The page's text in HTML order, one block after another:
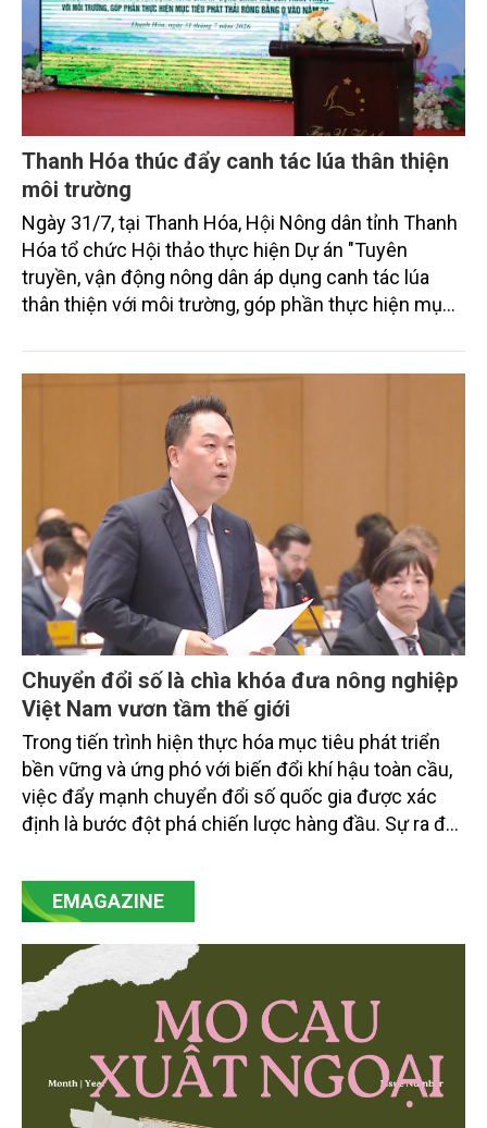
Thanh Hóa thúc đẩy canh tác lúa thân thiện
môi trường
Ngày 31/7, tại Thanh Hóa, Hội Nông dân tỉnh Thanh
Hóa tổ chức Hội thảo thực hiện Dự án "Tuyên
truyền, vận động nông dân áp dụng canh tác lúa
thân thiện với môi trường, góp phần thực hiện mục
trình thu hút sự tham gia của đông đảo đại biểu đến
từ các cơ quan quản lý nhà nước, đơn vị nghiên cứu,
doanh nghiệp, hợp tác xã và nông dân đang trực
tiếp triển khai mô hình sản xuất lúa phát thải thấp.
Chuyển đổi số là chìa khóa đưa nông nghiệp
Việt Nam vươn tầm thế giới
Trong tiến trình hiện thực hóa mục tiêu phát triển
bền vững và ứng phó với biến đổi khí hậu toàn cầu,
việc đẩy mạnh chuyển đổi số quốc gia được xác
định là bước đột phá chiến lược hàng đầu. Sự ra đời
mạnh mẽ, thúc đẩy quá trình cải cách toàn diện,
minh bạch hóa chuỗi cung ứng và nâng cao hiệu
then chốt là nông nghiệp và môi trường.
EMAGAZINE